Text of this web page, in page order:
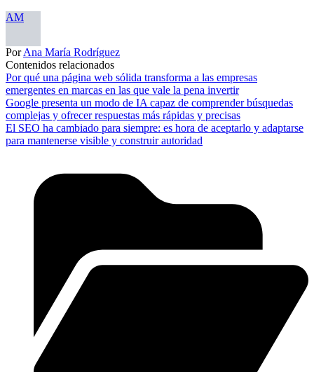
AM
PorAna María Rodríguez
Contenidos relacionados
Por qué una página web sólida transforma a las empresas
emergentes en marcas en las que vale la pena invertir
Google presenta un modo de IA capaz de comprender búsquedas
complejas y ofrecer respuestas más rápidas y precisas
El SEO ha cambiado para siempre: es hora de aceptarlo y adaptarse
para mantenerse visible y construir autoridad